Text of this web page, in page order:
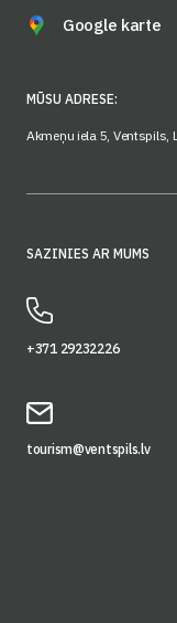
Google karte
MŪSU ADRESE:
Akmeņu iela 5, Ventspils,
SAZINIES AR MUMS
+371 29232226
tourism@ventspils.lv